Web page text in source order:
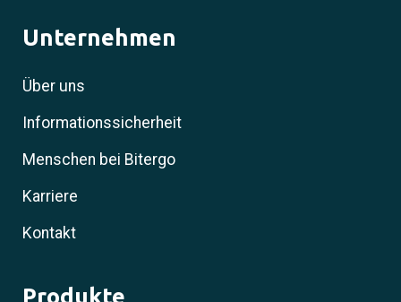
Unternehmen
Über uns
Informationssicherheit
Menschen bei Bitergo
Karriere
Kontakt
Produkte